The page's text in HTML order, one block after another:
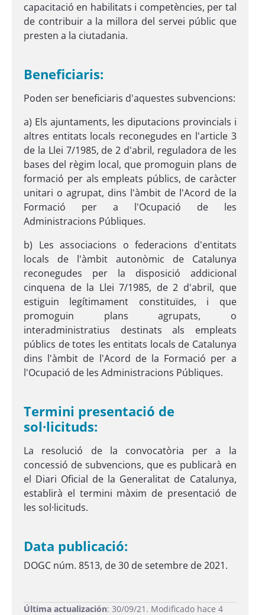
capacitació en habilitats i competències, per tal
de contribuir a la millora del servei públic que
presten a la ciutadania.
Beneficiaris:
Poden ser beneficiaris d'aquestes subvencions:
a) Els ajuntaments, les diputacions provincials i
altres entitats locals reconegudes en l'article 3
de la Llei 7/1985, de 2 d'abril, reguladora de les
bases del règim local, que promoguin plans de
formació per als empleats públics, de caràcter
unitari o agrupat, dins l'àmbit de l'Acord de la
Formació per a l'Ocupació de les
Administracions Públiques.
b) Les associacions o federacions d'entitats
locals de l'àmbit autonòmic de Catalunya
reconegudes per la disposició addicional
cinquena de la Llei 7/1985, de 2 d'abril, que
estiguin legítimament constituïdes, i que
promoguin plans agrupats, o
interadministratius destinats als empleats
públics de totes les entitats locals de Catalunya
dins l'àmbit de l'Acord de la Formació per a
l'Ocupació de les Administracions Públiques.
Termini presentació de
sol·licituds:
La resolució de la convocatòria per a la
concessió de subvencions, que es publicarà en
el Diari Oficial de la Generalitat de Catalunya,
establirà el termini màxim de presentació de
les sol·licituds.
Data publicació:
DOGC núm. 8513, de 30 de setembre de 2021.
Última actualización: 30/09/21. Modificado hace 4